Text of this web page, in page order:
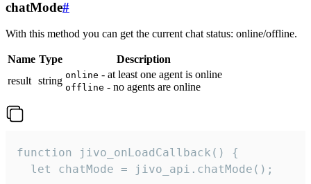
chatMode#
With this method you can get the current chat status: online/offline.
Name Type
Description
result string online - at least one agent is online
offline - no agents are online
function jivo_onLoadCallback() {
  let chatMode = jivo_api.chatMode();